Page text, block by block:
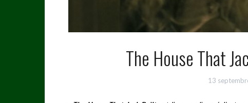
The House That
13